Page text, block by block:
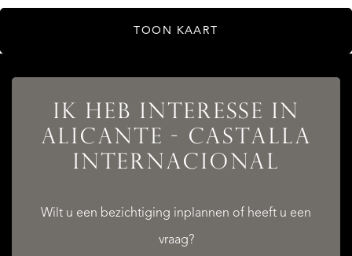
TOON KAART
IK HEB INTERESSE IN
ALICANTE - CASTALLA
INTERNACIONAL
Wilt u een bezichtiging inplannen of heeft u een
vraag?